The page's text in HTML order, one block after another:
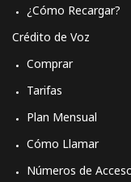
¿Cómo Recargar?
Crédito de Voz
Comprar
Tarifas
Plan Mensual
Cómo Llamar
Números de